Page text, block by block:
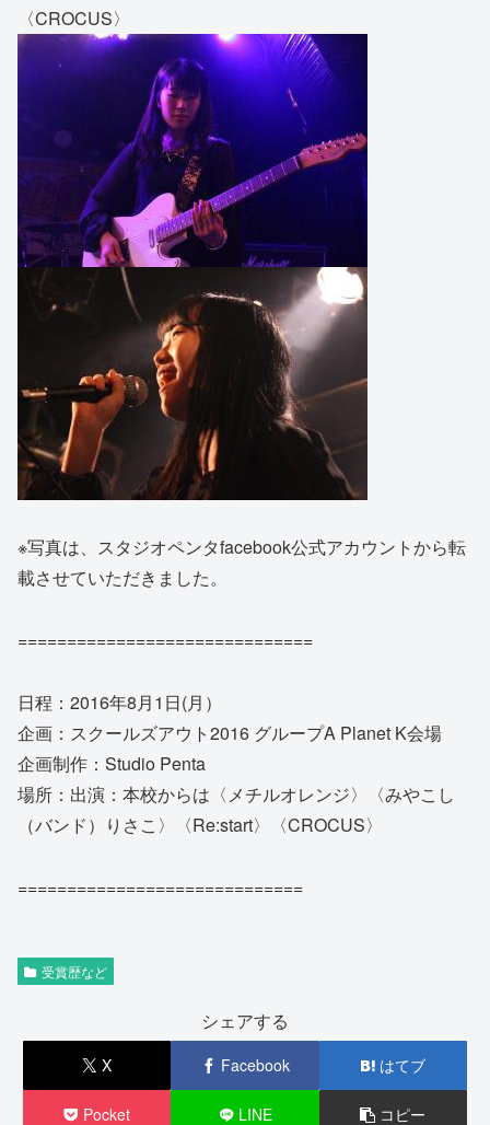
〈CROCUS〉
※写真は、スタジオペンタfacebook公式アカウントから転
載させていただきました。
==============================
日程：2016年8月1日(月）
企画：スクールズアウト2016 グループA Planet K会場
企画制作：Studio Penta
場所：出演：本校からは〈メチルオレンジ〉〈みやこし
（バンド）りさこ〉〈Re:start〉〈CROCUS〉
=============================
受賞歴など
シェアする
X Facebook はてブ
Pocket LINE コピー